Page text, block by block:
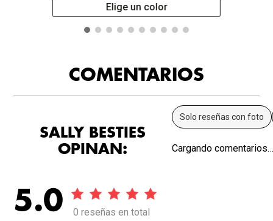
Elige un color
COMENTARIOS
SALLY BESTIES
OPINAN:
5.0 0 reseñas en total
Solo reseñas con foto
Cargando